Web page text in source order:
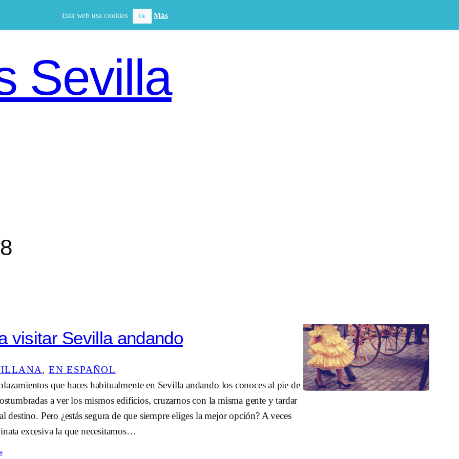
Sevilla
visitar Sevilla andando
, EN ESPAÑOL
que haces habitualmente en Sevilla andando los conoces al pie de
a ver los mismos edificios, cruzarnos con la misma gente y tardar
destino. Pero ¿estás segura de que siempre eliges la mejor opción? A veces
excesiva la que necesitamos…
Esta web usa cookies Ok Más